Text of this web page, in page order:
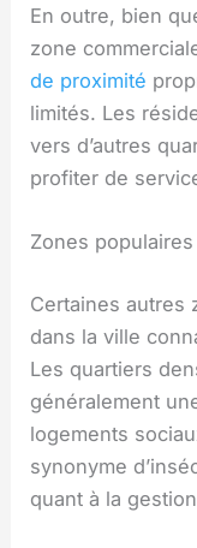
En outre, bien
zone
de proximité
limités. Les
vers d’autres
profiter de
Zones
Certaines autres
dans la ville
Les quartiers
généralement
logements
synonyme
quant à la